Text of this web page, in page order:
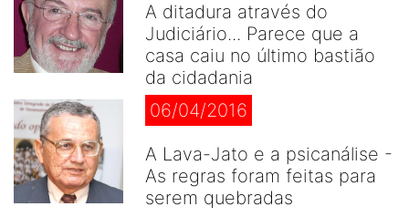
A ditadura através do
Judiciário... Parece que a
casa caiu no último bastião
da cidadania
06/04/2016
A Lava-Jato e a psicanálise -
As regras foram feitas para
serem quebradas